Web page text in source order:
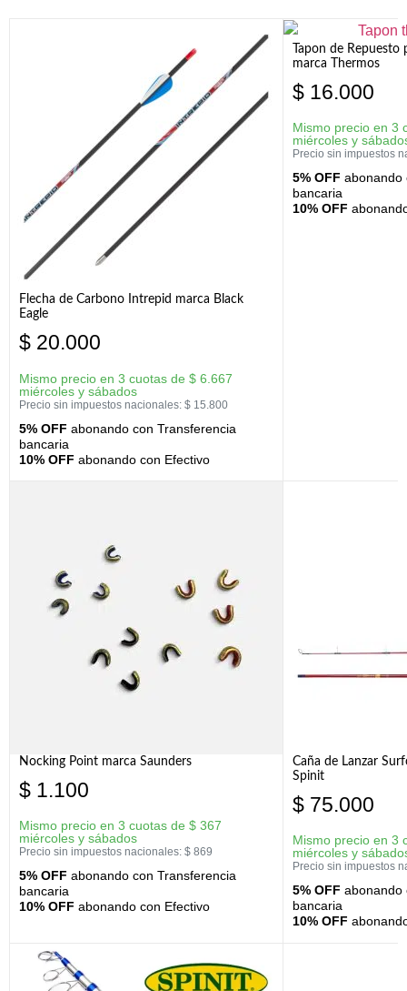
Flecha de Carbono Intrepid marca Black
Eagle
$ 20.000
Mismo precio en 3 cuotas de $ 6.667
miércoles y sábados
Precio sin impuestos nacionales: $ 15.800
5% OFF abonando con Transferencia
bancaria
10% OFF abonando con Efectivo
Tapon de Repuesto
marca Thermos
$ 16.000
Mismo precio en 3
miércoles y
Precio sin impuestos
5% OFF abonando
bancaria
10% OFF
Nocking Point marca Saunders
$ 1.100
Mismo precio en 3 cuotas de $ 367
miércoles y sábados
Precio sin impuestos nacionales: $ 869
5% OFF abonando con Transferencia
bancaria
10% OFF abonando con Efectivo
Caña de Lanzar
Spinit
$ 75.000
Mismo precio en 3
miércoles y
Precio sin impuestos
5% OFF abonando
bancaria
10% OFF